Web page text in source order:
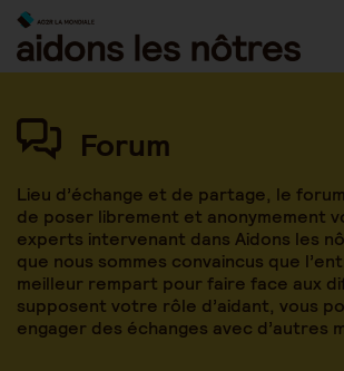
Skip
content
Forum
Lieu d’échange et de partage, le
de poser librement et anonymement
experts intervenant dans Aidons les
que nous sommes convaincus que
meilleur rempart pour faire face aux
supposent votre rôle d’aidant, vous
engager des échanges avec d’autres